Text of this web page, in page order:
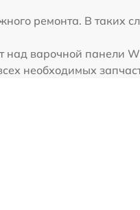
ремонта. В таких
над варочной панели
необходимых